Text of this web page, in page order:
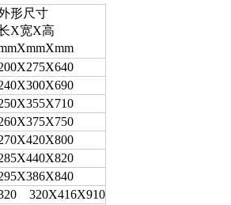
形尺寸
Х宽Х高
320Х416Х910